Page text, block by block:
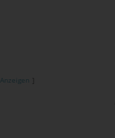
Anzeigen